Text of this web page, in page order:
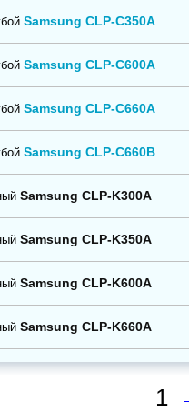
Samsung CLP-C350A
Samsung CLP-C600A
Samsung CLP-C660A
Samsung CLP-C660B
Samsung CLP-K300A
Samsung CLP-K350A
Samsung CLP-K600A
Samsung CLP-K660A
1